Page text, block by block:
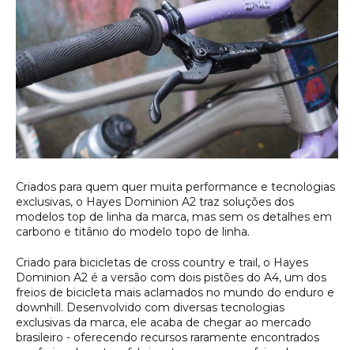
Criados para quem quer muita performance e tecnologias
exclusivas, o Hayes Dominion A2 traz soluções dos
modelos top de linha da marca, mas sem os detalhes em
carbono e titânio do modelo topo de linha.
Criado para bicicletas de cross country e trail, o Hayes
Dominion A2 é a versão com dois pistões do A4, um dos
freios de bicicleta mais aclamados no mundo do enduro e
downhill. Desenvolvido com diversas tecnologias
exclusivas da marca, ele acaba de chegar ao mercado
brasileiro - oferecendo recursos raramente encontrados